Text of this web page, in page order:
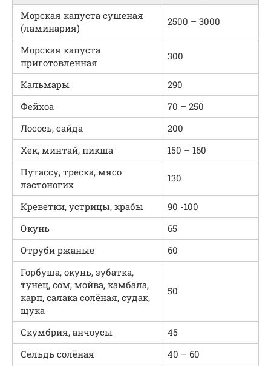
Морская капуста сушеная
(ламинария)
2500 – 3000
Морская капуста
приготовленная
300
Кальмары
290
Фейхоа
70 – 250
Лосось, сайда
200
Хек, минтай, пикша
150 – 160
Путассу, треска, мясо
ластоногих
130
Креветки, устрицы, крабы
90 -100
Окунь
65
Отруби ржаные
60
Горбуша, окунь, зубатка,
тунец, сом, мойва, камбала,
карп, салака солёная, судак,
щука
50
Скумбрия, анчоусы
45
Сельдь солёная
40 – 60